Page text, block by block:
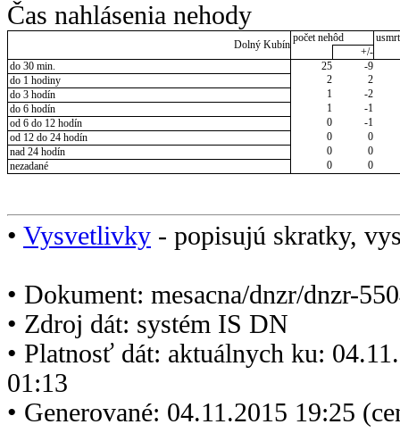
Čas nahlásenia nehody
Dolný Kubín
počet nehôd
+/-
do 30 min.
25
-9
do 1 hodiny
2
2
do 3 hodín
1
-2
do 6 hodín
1
-1
od 6 do 12 hodín
0
-1
od 12 do 24 hodín
0
0
nad 24 hodín
0
0
nezadané
0 0
• Vysvetlivky - popisujú skratky,
• Dokument: mesacna/dnzr/dnzr-
• Zdroj dát: systém IS DN
• Platnosť dát: aktuálnych ku:
01:13
• Generované: 04.11.2015 19:25